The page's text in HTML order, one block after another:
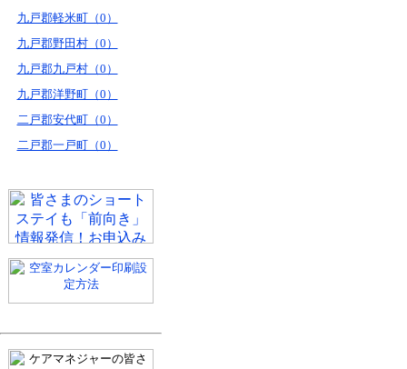
九戸郡軽米町（0）
九戸郡野田村（0）
九戸郡九戸村（0）
九戸郡洋野町（0）
二戸郡安代町（0）
二戸郡一戸町（0）